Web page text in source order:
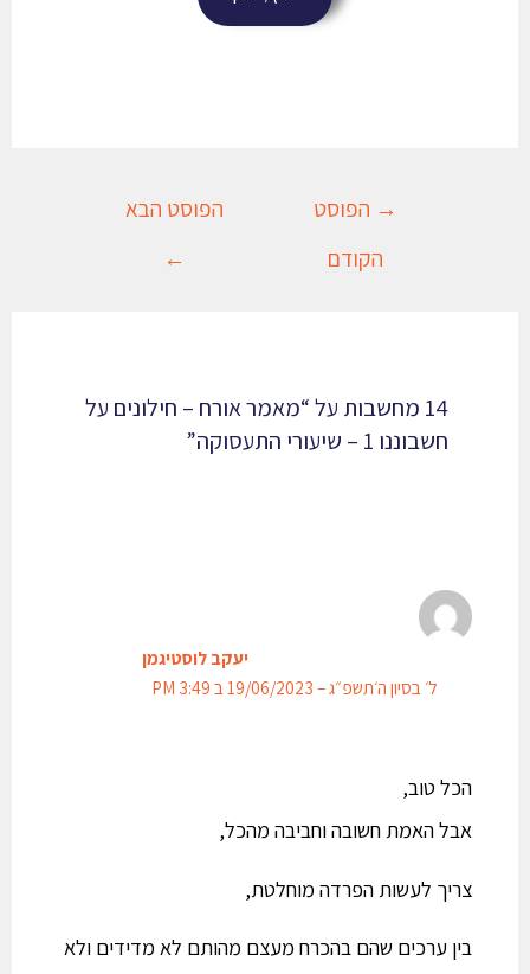
→הפוסט
הקודם
הפוסט הבא
←
14 מחשבות על “מאמר אורח – חילונים על
חשבוננו 1 – שיעורי התעסוקה”
יעקב לוסטיגמן
ל׳ בסיון ה׳תשפ״ג – 19/06/2023 ב 3:49 PM
הכל טוב,
אבל האמת חשובה וחביבה מהכל,
צריך לעשות הפרדה מוחלטת,
בין ערכים שהם בהכרח מעצם מהותם לא מדידים ולא